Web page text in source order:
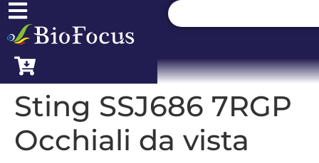
Sting SSJ686 7RGP
Occhiali da vista